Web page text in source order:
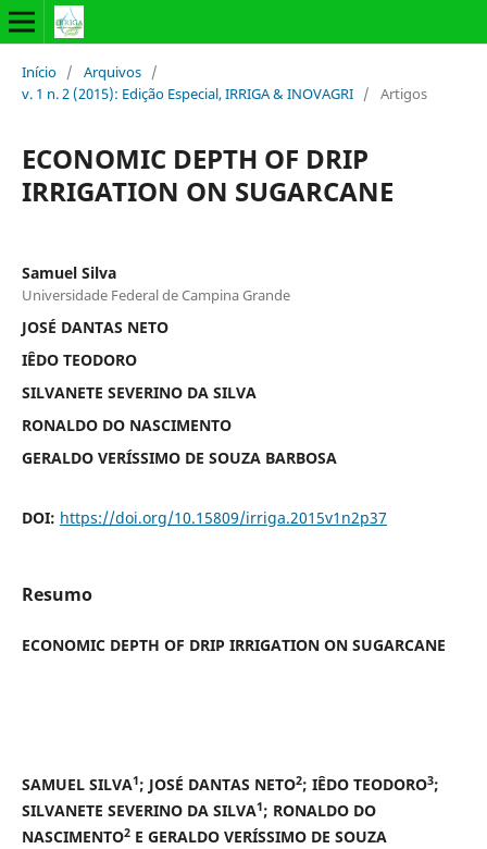
Início / Arquivos /
v. 1 n. 2 (2015): Edição Especial, IRRIGA & INOVAGRI / Artigos
ECONOMIC DEPTH OF DRIP
IRRIGATION ON SUGARCANE
Samuel Silva
Universidade Federal de Campina Grande
JOSÉ DANTAS NETO
IÊDO TEODORO
SILVANETE SEVERINO DA SILVA
RONALDO DO NASCIMENTO
GERALDO VERÍSSIMO DE SOUZA BARBOSA
DOI: https://doi.org/10.15809/irriga.2015v1n2p37
Resumo
ECONOMIC DEPTH OF DRIP IRRIGATION ON SUGARCANE
SAMUEL SILVA1; JOSÉ DANTAS NETO2; IÊDO TEODORO3;
SILVANETE SEVERINO DA SILVA1; RONALDO DO
NASCIMENTO2E GERALDO VERÍSSIMO DE SOUZA